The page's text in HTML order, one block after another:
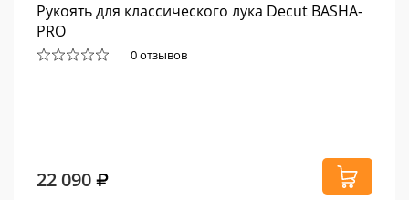
Рукоять для классического лука Decut BASHA-
PRO
0 отзывов
22 090